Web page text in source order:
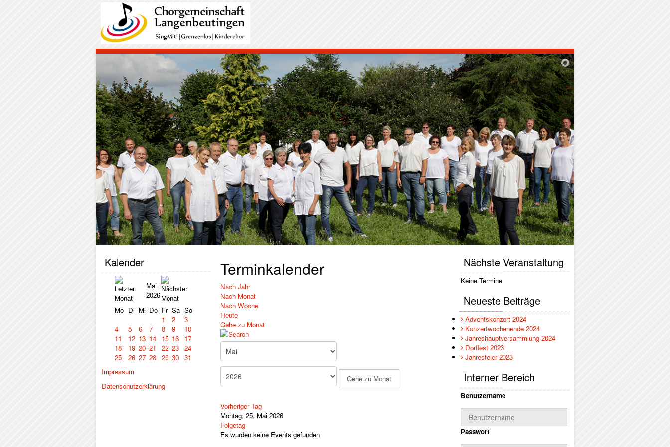
Kalender
Mai
2026
Mo Di Mi Do Fr Sa So
1
2
3
4
5 6 7 8 9
10
11
12 13 14 15 16
17
18
19 20 21 22 23
24
25
26 27 28 29 30
31
Impressum
Datenschutzerklärung
Terminkalender
Nach Jahr
Nach Monat
Nach Woche
Heute
Gehe zu Monat
Gehe zu Monat
Vorheriger Tag
Montag, 25. Mai 2026
Folgetag
Es wurden keine Events gefunden
Nächste Veranstaltung
Keine Termine
Neueste Beiträge
Adventskonzert 2024
Konzertwochenende 2024
Jahreshauptversammlung 2024
Dorffest 2023
Jahresfeier 2023
Interner Bereich
Benutzername
Passwort